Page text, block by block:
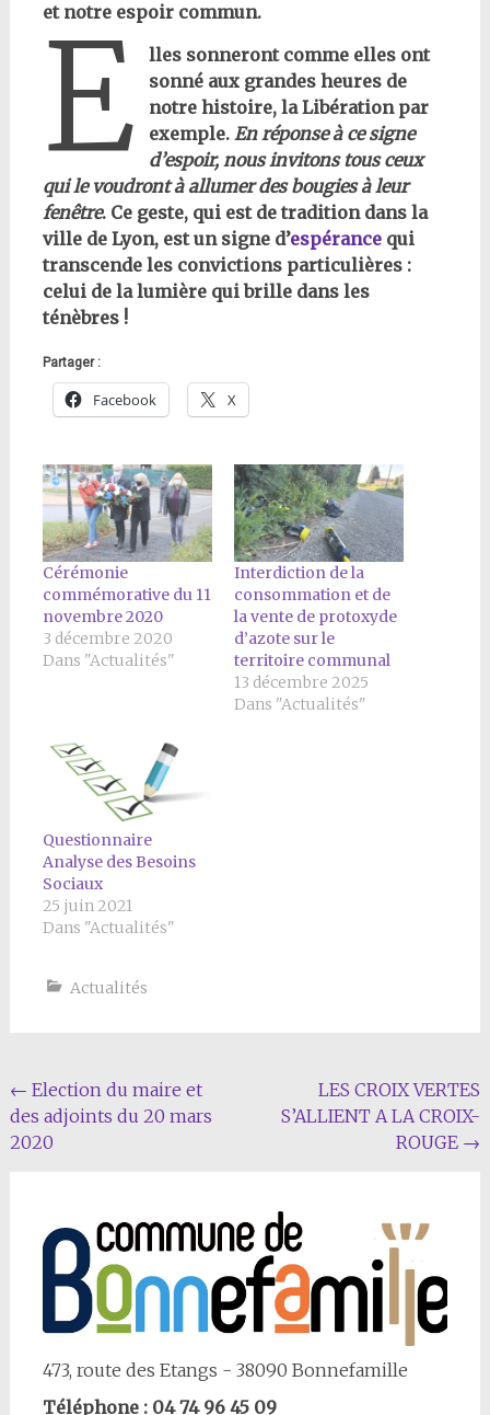
et notre espoir commun.
E
lles sonneront comme elles ont
sonné aux grandes heures de
notre histoire, la Libération par
exemple.En réponse à ce signe
d’espoir, nous invitons tous ceux
qui le voudront à allumer des bougies à leur
fenêtre. Ce geste, qui est de tradition dans la
ville de Lyon, est un signe d’espérancequi
transcende les convictions particulières :
celui de la lumière qui brille dans les
ténèbres !
Partager :
Facebook X
Cérémonie
commémorative du 11
novembre 2020
3 décembre 2020
Dans "Actualités"
Interdiction de la
consommation et de
la vente de protoxyde
d’azote sur le
territoire communal
13 décembre 2025
Dans "Actualités"
Questionnaire
Analyse des Besoins
Sociaux
25 juin 2021
Dans "Actualités"
Actualités
Navigation
Article
← Election du maire et
des adjoints du 20 mars
2020
LES CROIX VERTES
S’ALLIENT A LA CROIX-
ROUGE →
473, route des Etangs - 38090 Bonnefamille
Téléphone : 04 74 96 45 09